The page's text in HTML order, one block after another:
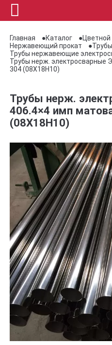
Главная Каталог
Нержавеющий прокат
Трубы нержавеющие
Трубы нерж. электросварные
304 (08Х18Н10)
Трубы нерж.
406.4×4 имп
(08Х18Н10)